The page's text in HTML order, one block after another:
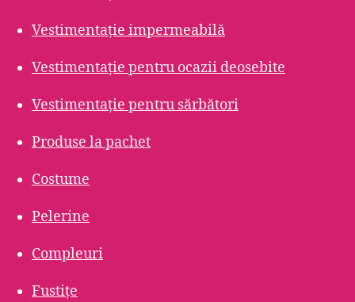
Vestimentație impermeabilă
Vestimentație pentru ocazii deosebite
Vestimentație pentru sărbători
Produse la pachet
Costume
Pelerine
Compleuri
Fustițe